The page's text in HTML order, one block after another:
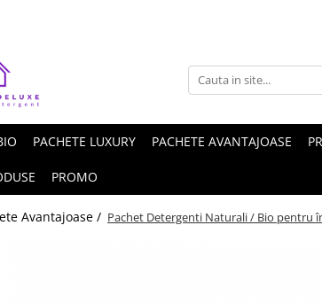
PACHETE LUXURY PACHETE AVANTAJOASE
PROMO
Avantajoase / Pachet Detergenti Naturali / Bio pentru